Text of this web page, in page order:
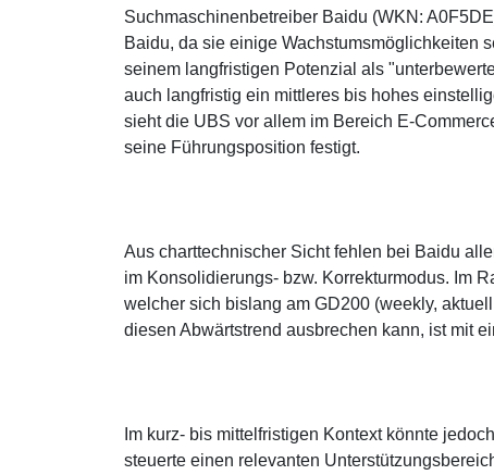
Suchmaschinenbetreiber Baidu (WKN:
Baidu, da sie einige Wachstumsmöglichkeiten
seinem langfristigen Potenzial als
auch langfristig ein mittleres bis hohes
sieht die UBS vor allem im Bereich E-
seine Führungsposition festigt.
Aus charttechnischer Sicht fehlen bei Baidu
im Konsolidierungs- bzw. Korrekturmodus. Im
welcher sich bislang am GD200 (weekly,
diesen Abwärtstrend ausbrechen kann, ist mit
Im kurz- bis mittelfristigen Kontext könnte
steuerte einen relevanten